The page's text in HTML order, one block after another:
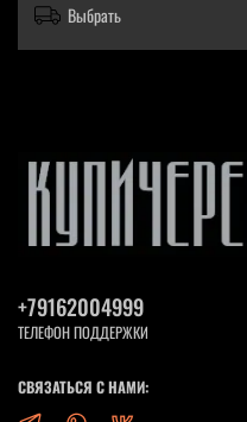
Выбрать
+79162004999
ТЕЛЕФОН ПОДДЕРЖКИ
СВЯЗАТЬСЯ С НАМИ: